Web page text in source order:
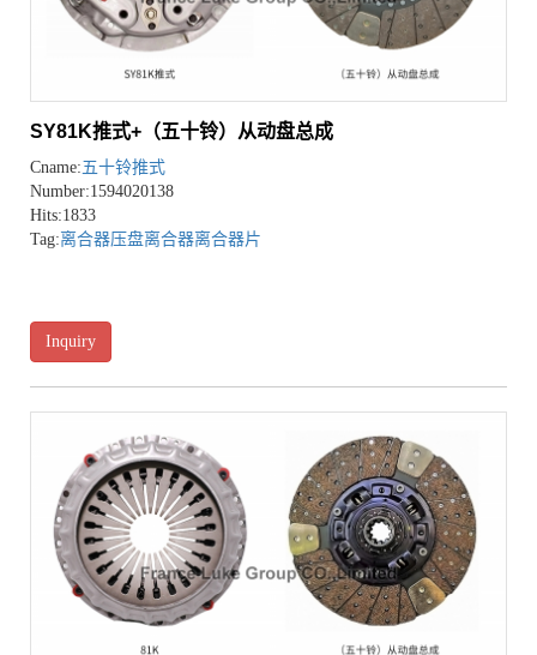
SY81K推式+（五十铃）从动盘总成
Cname:五十铃推式
Number:1594020138
Hits:1833
Tag:离合器压盘离合器离合器片
Inquiry